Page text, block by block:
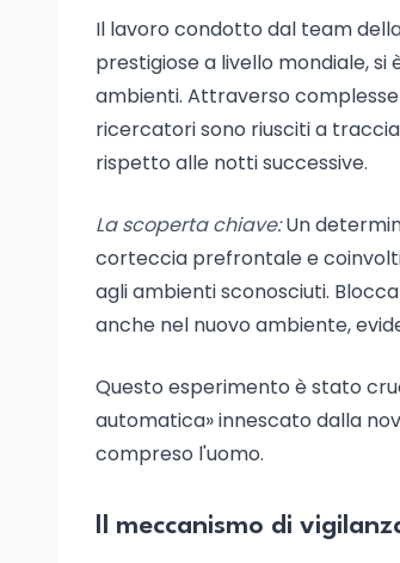
Il lavoro condotto dal team
prestigiose a livello mondiale,
ambienti. Attraverso
ricercatori sono riusciti a
rispetto alle notti successive.
La scoperta chiave:Un
corteccia prefrontale e
agli ambienti sconosciuti.
anche nel nuovo ambiente,
Questo esperimento è stato
automatica» innescato dalla
compreso l'uomo.
Il meccanismo di